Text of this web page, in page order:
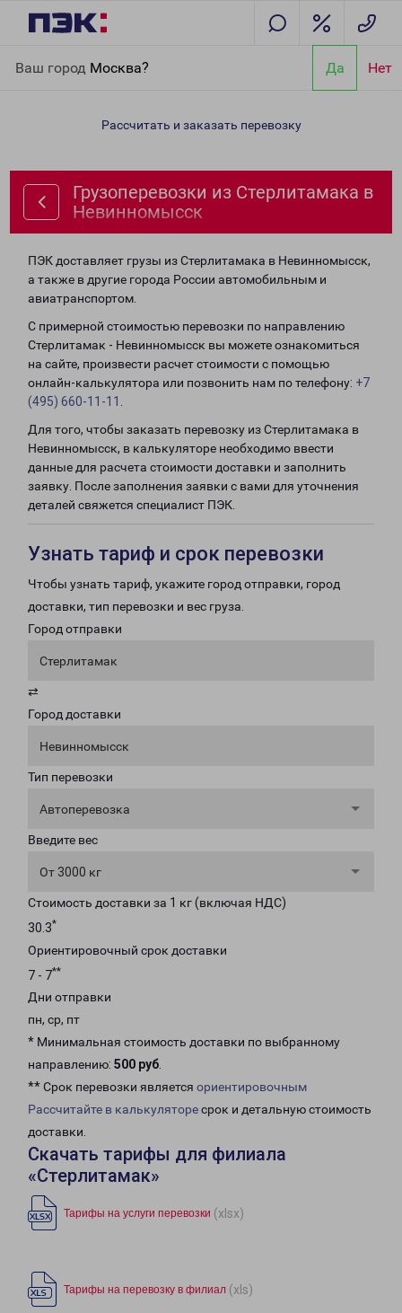
Ваш город Москва? Да Нет
Невинномысск
Рассчитать и заказать перевозку
Грузоперевозки из Стерлитамака в
Невинномысск
ПЭК доставляет грузы из Стерлитамака в Невинномысск,
а также в другие города России автомобильным и
авиатранспортом.
С примерной стоимостью перевозки по направлению
Стерлитамак - Невинномысск вы можете ознакомиться
на сайте, произвести расчет стоимости с помощью
онлайн-калькулятора или позвонить нам по телефону: +7
(495) 660-11-11
Для того, чтобы заказать перевозку из Стерлитамака в
Невинномысск, в калькуляторе необходимо ввести
данные для расчета стоимости доставки и заполнить
заявку. После заполнения заявки с вами для уточнения
деталей свяжется специалист ПЭК.
Узнать тариф и срок перевозки
Чтобы узнать тариф, укажите город отправки, город
доставки, тип перевозки и вес груза.
Город отправки
Стерлитамак
⇄
Город доставки
Невинномысск
Тип перевозки
Автоперевозка
Введите вес
От 3000 кг
Стоимость доставки за 1 кг (включая НДС)
30.3*
Ориентировочный срок доставки
7 - 7**
Дни отправки
пн, ср, пт
* Минимальная стоимость доставки по выбранному
направлению: 500 руб.
** Срок перевозки является ориентировочным
Рассчитайте в калькуляторесрок и детальную стоимость
доставки.
Скачать тарифы для филиала
«Стерлитамак»
Тарифы на услуги перевозки (xlsx)
Тарифы на перевозку в филиал (xls)